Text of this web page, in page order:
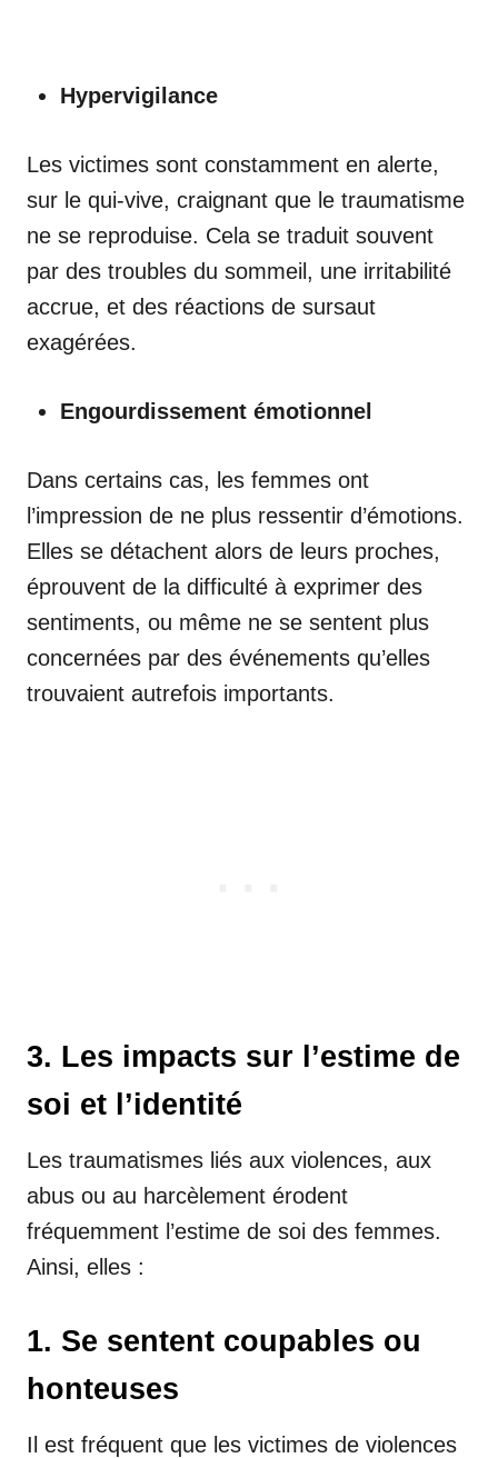
Hypervigilance
Les victimes sont constamment en alerte,
sur le qui-vive, craignant que le traumatisme
ne se reproduise. Cela se traduit souvent
par des troubles du sommeil, une irritabilité
accrue, et des réactions de sursaut
exagérées.
Engourdissement émotionnel
Dans certains cas, les femmes ont
l’impression de ne plus ressentir d’émotions.
Elles se détachent alors de leurs proches,
éprouvent de la difficulté à exprimer des
sentiments, ou même ne se sentent plus
concernées par des événements qu’elles
trouvaient autrefois importants.
3. Les impacts sur l’estime de
soi et l’identité
Les traumatismes liés aux violences, aux
abus ou au harcèlement érodent
fréquemment l’estime de soi des femmes.
Ainsi, elles :
1. Se sentent coupables ou
honteuses
Il est fréquent que les victimes de violences